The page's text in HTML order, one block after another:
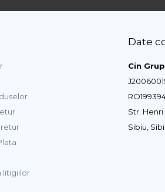
litigiilor
Date
Cin
Str.
Sibiu,